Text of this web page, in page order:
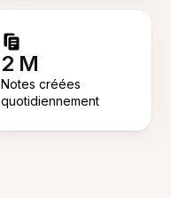
2 M
Notes créées
quotidiennement